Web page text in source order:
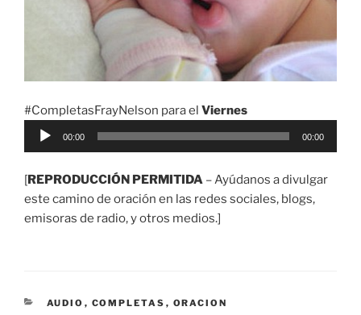
#CompletasFrayNelson para el Viernes
Reproductor
00:00 00:00
[REPRODUCCIÓN PERMITIDA – Ayúdanos a divulgar
este camino de oración en las redes sociales, blogs,
emisoras de radio, y otros medios.]
CATEGORÍAS
AUDIO , COMPLETAS , ORACION